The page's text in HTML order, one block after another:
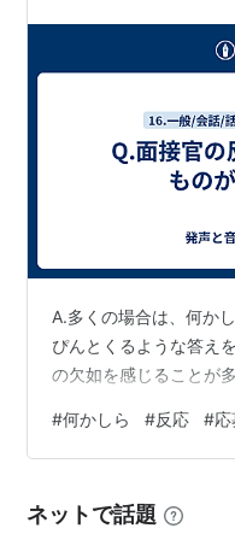
A.多くの場合は、何か
ぴんとくるような答え
の欠如を感じることが多
#何かしら #反応 #
ネットで話題